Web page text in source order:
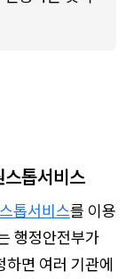
톱서비스
톱서비스를 이용
행정안전부가
하면 여러 기관에